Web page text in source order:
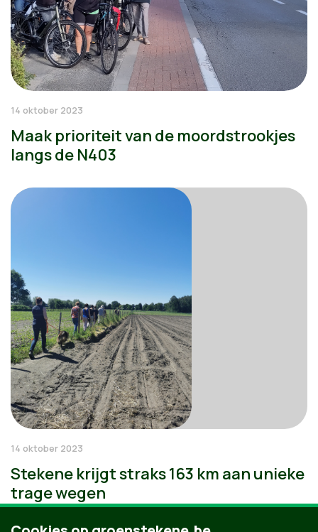
14 oktober 2023
Maak prioriteit van de moordstrookjes
langs de N403
14 oktober 2023
Stekene krijgt straks 163 km aan unieke
trage wegen